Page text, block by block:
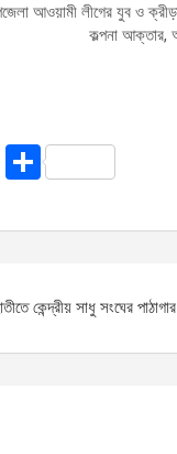
আওয়ামী লীগের যুব ও
কল্পনা আক্তার,
M S
ar
কেন্দ্রীয় সাধু সংঘের